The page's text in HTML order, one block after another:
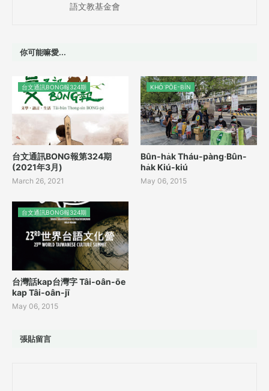
語文教基金會
你可能嘛愛...
台文通訊BONG報324期
台文通訊BONG報第324期
(2021年3月)
March 26, 2021
KHÓ͘ PŌE-BÍN
Bûn-ha̍k Tháu-pàng‧Bûn-
ha̍k Kiú-kiú
May 06, 2015
台文通訊BONG報324期
台灣話kap台灣字 Tâi-oân-ōe
kap Tâi-oân-jī
May 06, 2015
張貼留言